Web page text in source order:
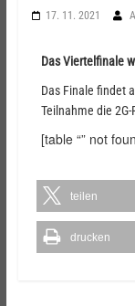
17. 11. 2021
Das Viertelfinale
Das Finale findet
Teilnahme die 2G-
[table “” not
teilen
drucken